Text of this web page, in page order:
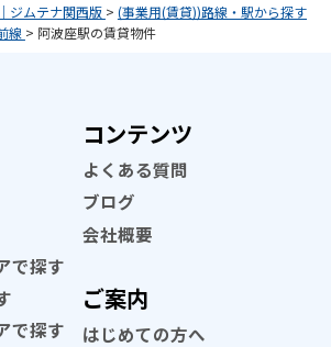
ジムテナ関西版 > (事業用(賃貸))路線・駅から探す
線 > 阿波座駅の賃貸物件
で探す
で探す
コンテンツ
よくある質問
ブログ
会社概要
ご案内
はじめての方へ